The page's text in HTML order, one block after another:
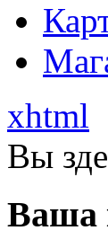
xhtml
Вы
Ваша
Москве,
доставляем
регионы)
способами.
1.
Выбрать
телефон
каталоге.
артикул,
количество,